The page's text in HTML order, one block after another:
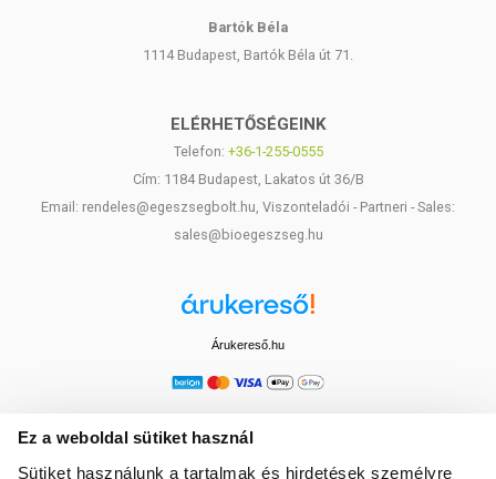
Ez a weboldal sütiket használ
Sütiket használunk a tartalmak és hirdetések személyre
Bartók Béla
1114 Budapest, Bartók Béla út 71.
ELÉRHETŐSÉGEINK
Telefon: +36-1-255-0555
Cím: 1184 Budapest, Lakatos út 36/B
Email: rendeles@egeszsegbolt.hu, Viszonteladói - Partneri - Sales:
sales@bioegeszseg.hu
Árukereső.hu